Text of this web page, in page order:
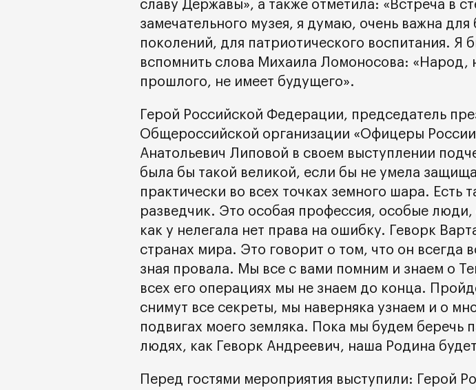
славу Державы», а также отметила: «Встреча в
замечательного музея, я думаю, очень важна
поколений, для патриотического воспитания. Я
вспомнить слова Михаила Ломоносова: «Народ,
прошлого, не имеет будущего».
Герой Российской Федерации, председатель
Общероссийской организации «Офицеры
Анатольевич Липовой в своем выступлении
была бы такой великой, если бы не умела
практически во всех точках земного шара. Есть
разведчик. Это особая профессия, особые люди,
как у нелегала нет права на ошибку. Геворк
странах мира. Это говорит о том, что он всегда
зная провала. Мы все с вами помним и знаем о
всех его операциях мы не знаем до конца.
снимут все секреты, мы наверняка узнаем и о
подвигах моего земляка. Пока мы будем беречь
людях, как Геворк Андреевич, наша Родина
Перед гостями мероприятия выступили: Герой